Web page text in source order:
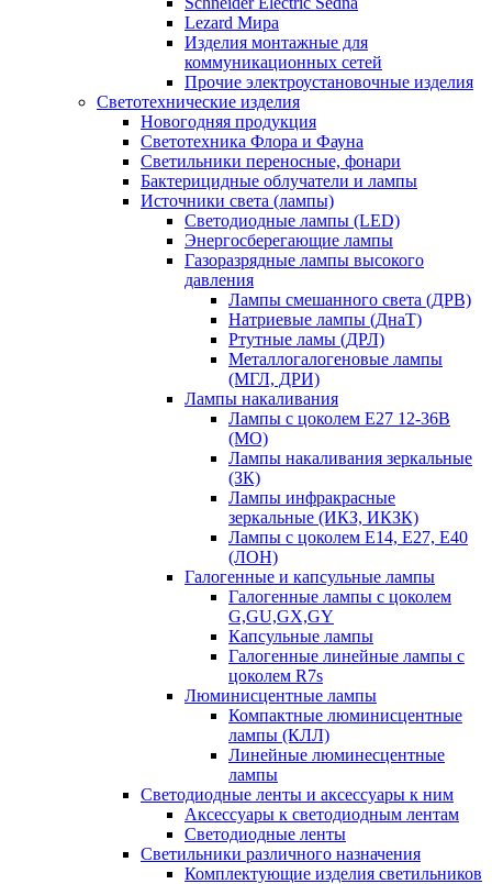
Lezard Мира
Изделия монтажные для
коммуникационных сетей
Прочие электроустановочные изделия
Светотехнические изделия
Новогодняя продукция
Светотехника Флора и Фауна
Светильники переносные, фонари
Бактерицидные облучатели и лампы
Источники света (лампы)
Светодиодные лампы (LED)
Энергосберегающие лампы
Газоразрядные лампы высокого
давления
Лампы смешанного света (ДРВ)
Натриевые лампы (ДнаТ)
Ртутные ламы (ДРЛ)
Металлогалогеновые лампы
(МГЛ, ДРИ)
Лампы накаливания
Лампы с цоколем Е27 12-36В
(МО)
Лампы накаливания зеркальные
(ЗК)
Лампы инфракрасные
зеркальные (ИКЗ, ИКЗК)
Лампы с цоколем Е14, Е27, Е40
(ЛОН)
Галогенные и капсульные лампы
Галогенные лампы с цоколем
G,GU,GX,GY
Капсульные лампы
Галогенные линейные лампы с
цоколем R7s
Люминисцентные лампы
Компактные люминисцентные
лампы (КЛЛ)
Линейные люминесцентные
лампы
Светодиодные ленты и аксессуары к ним
Аксессуары к светодиодным лентам
Светодиодные ленты
Светильники различного назначения
Комплектующие изделия светильников